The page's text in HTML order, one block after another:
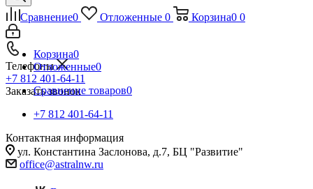
Сравнение0 Отложенные 0 Корзина0 0
Телефоны
+7 812 401-64-11
Заказать звонок
Корзина0
Отложенные0
Сравнение товаров0
+7 812 401-64-11
Контактная информация
ул. Константина Заслонова, д.7, БЦ "Развитие"
office@astralnw.ru